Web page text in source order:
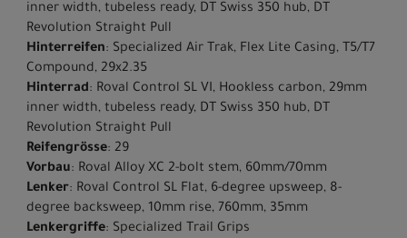
inner width, tubeless ready, DT Swiss 350 hub, DT
Revolution Straight Pull
Hinterreifen: Specialized Air Trak, Flex Lite Casing, T5/T7
Compound, 29x2.35
Hinterrad: Roval Control SL VI, Hookless carbon, 29mm
inner width, tubeless ready, DT Swiss 350 hub, DT
Revolution Straight Pull
Reifengrösse: 29
Vorbau: Roval Alloy XC 2-bolt stem, 60mm/70mm
Lenker: Roval Control SL Flat, 6-degree upsweep, 8-
degree backsweep, 10mm rise, 760mm, 35mm
Lenkergriffe: Specialized Trail Grips